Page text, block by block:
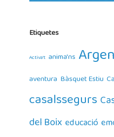
Etiquetes
Activa't anima'ns
aventura Bàsquet Estiu
casalssegurs
del Boixeducació